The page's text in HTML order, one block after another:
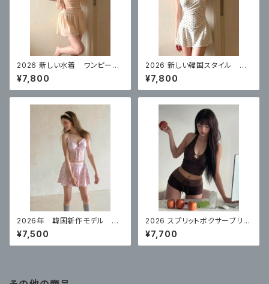
2026 新しい水着 ワンピース
スカートスタイルコンサバティ
ブ ハイエンド 体型カバー
¥7,800
2026 新しい韓国スタイル ワ
ンピーススカートスタイル白水
玉控えめな腹カバー
¥7,800
2026年 韓国新作モデル 高
級スプリットスカート ナイトプ
ールにぴったり
¥7,500
2026 スプリットボクサーブリー
フハイエンドコーヒーカラー水
玉リゾート
¥7,700